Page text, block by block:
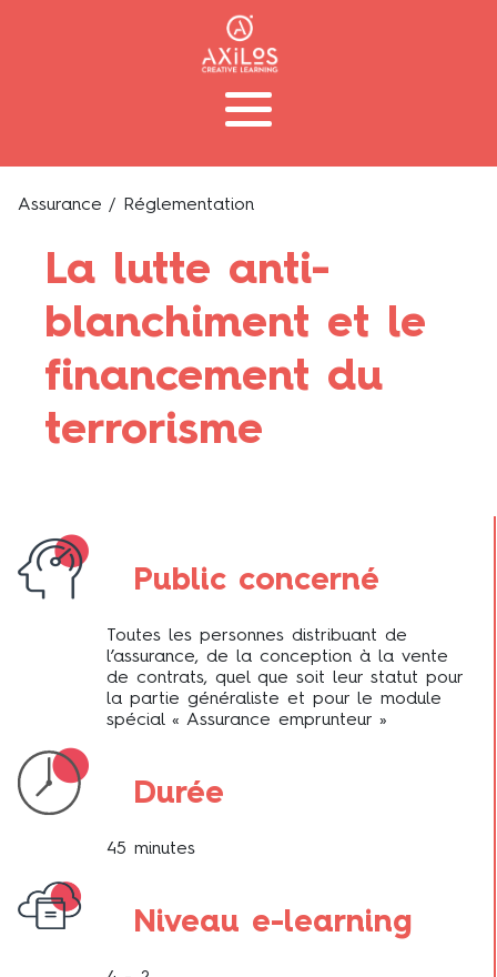
Assurance / Réglementation
La lutte anti-
blanchiment et le
financement du
terrorisme
Public concerné
Toutes les personnes distribuant de
l’assurance, de la conception à la vente
de contrats, quel que soit leur statut pour
la partie généraliste et pour le module
spécial « Assurance emprunteur »
Durée
45 minutes
Niveau e-learning